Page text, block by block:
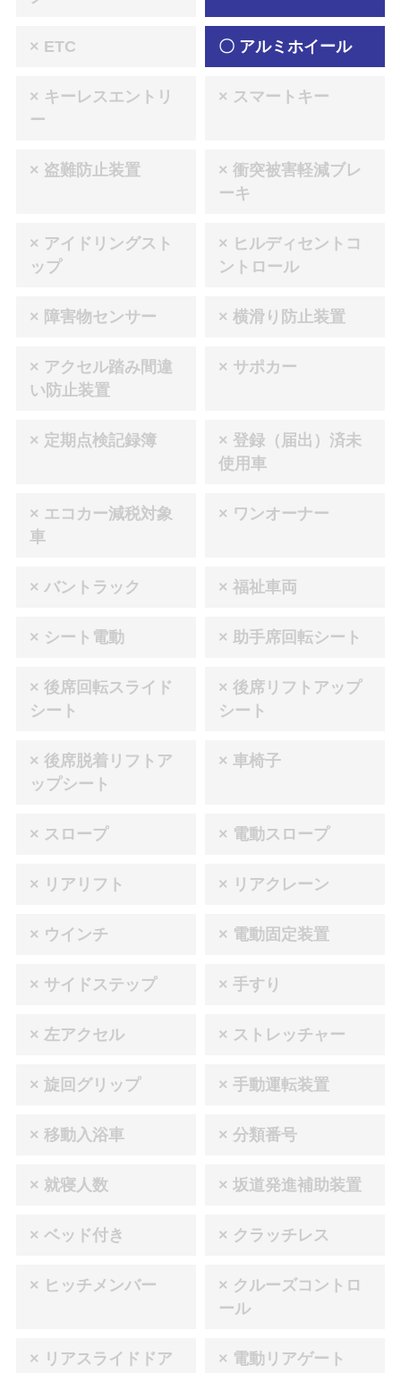
× ETC 〇 アルミホイール
× キーレスエントリ
ー
× スマートキー
× 盗難防止装置
× 衝突被害軽減ブレ
ーキ
× アイドリングスト
ップ
× ヒルディセントコ
ントロール
× 障害物センサー × 横滑り防止装置
× アクセル踏み間違
い防止装置
× サポカー
× 定期点検記録簿
× 登録（届出）済未
使用車
× エコカー減税対象
車
× ワンオーナー
× バントラック × 福祉車両
× シート電動 × 助手席回転シート
× 後席回転スライド
シート
× 後席リフトアップ
シート
× 後席脱着リフトア
ップシート
× 車椅子
× スロープ × 電動スロープ
× リアリフト × リアクレーン
× ウインチ × 電動固定装置
× サイドステップ × 手すり
× 左アクセル × ストレッチャー
× 旋回グリップ × 手動運転装置
× 移動入浴車 × 分類番号
× 就寝人数 × 坂道発進補助装置
× ベッド付き × クラッチレス
× ヒッチメンバー
× クルーズコントロ
ール
× リアスライドドア × 電動リアゲート